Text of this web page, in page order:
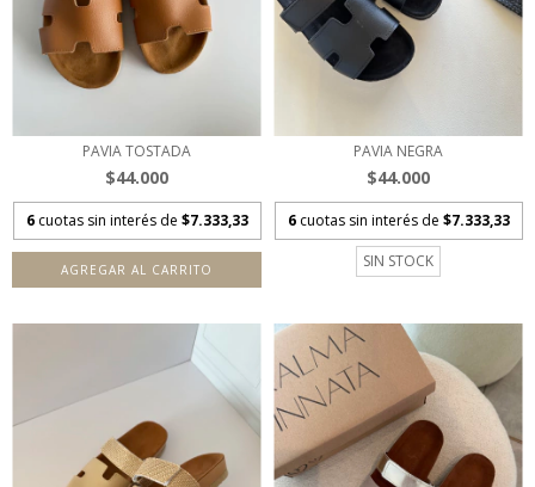
PAVIA TOSTADA
$44.000
6 cuotas sin interés de $7.333,33
AGREGAR AL CARRITO
PAVIA NEGRA
$44.000
6 cuotas sin interés de $7.333,33
SIN STOCK